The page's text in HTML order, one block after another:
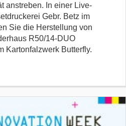
anstreben. In einer Live-
Gebr. Betz im
Sie die Herstellung von
R50/14-DUO
Kartonfalzwerk Butterfly.